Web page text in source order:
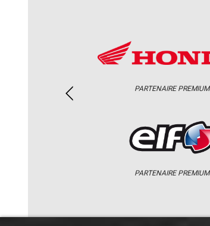
PARTENAIRE PREMIUM
PARTENAIRE PREMIUM